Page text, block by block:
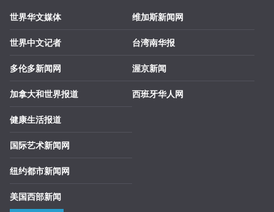
世界华文媒体
世界中文记者
多伦多新闻网
加拿大和世界报道
健康生活报道
国际艺术新闻网
纽约都市新闻网
美国西部新闻
维加斯新闻网
台湾南华报
渥京新闻
西班牙华人网